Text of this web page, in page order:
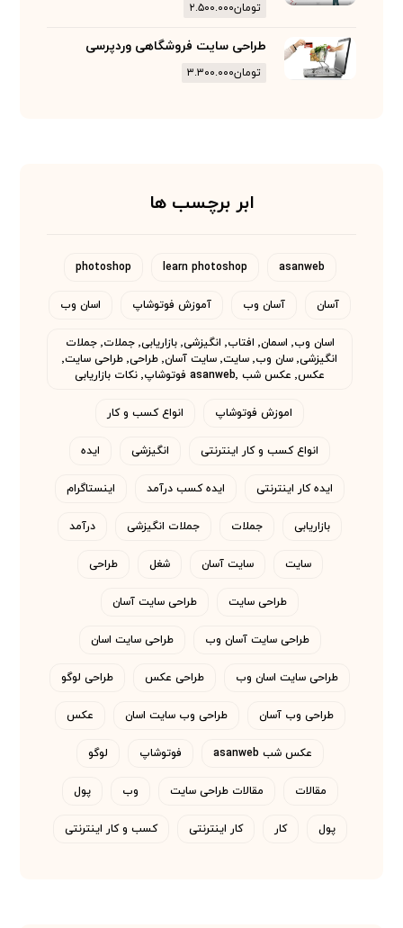
تومان۲.۵۰۰.۰۰۰
طراحی سایت فروشگاهی وردپرسی
تومان۳.۳۰۰.۰۰۰
ابر برچسب ها
asanweb
learn photoshop
photoshop
آسان آسان وب آموزش فوتوشاپ اسان وب
اسان وب٬ اسمان٬ افتاب٬ انگیزشی٬ بازاریابی٬ جملات٬ جملات
انگیزشی٬ سان وب٬ سایت٬ سایت آسان٬ طراحی٬ طراحی سایت٬
عکس٬ عکس شب asanweb٬ فوتوشاپ٬ نکات بازاریابی
اموزش فوتوشاپ انواع کسب و کار
انواع کسب و کار اینترنتی انگیزشی ایده
ایده کار اینترنتی ایده کسب درآمد اینستاگرام
بازاریابی جملات جملات انگیزشی درآمد
سایت سایت آسان شغل طراحی
طراحی سایت طراحی سایت آسان
طراحی سایت آسان وب طراحی سایت اسان
طراحی سایت اسان وب طراحی عکس طراحی لوگو
طراحی وب آسان طراحی وب سایت اسان عکس
عکس شب asanweb فوتوشاپ لوگو
مقالات مقالات طراحی سایت وب پول
پول کار کار اینترنتی کسب و کار اینترنتی